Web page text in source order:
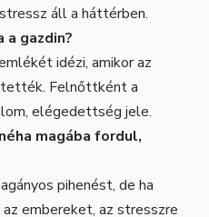
áll a háttérben.
a gazdin?
idézi, amikor az
Felnőttként a
elégedettség jele.
magába fordul,
pihenést, de ha
embereket, az stresszre